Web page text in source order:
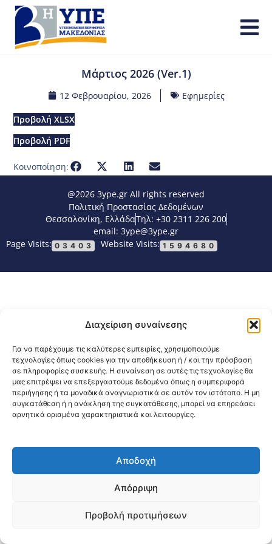
Διαχείριση συναίνεσης
Για να παρέχουμε τις καλύτερες εμπειρίες, χρησιμοποιούμε
τεχνολογίες όπως cookies για την αποθήκευση ή / και την πρόσβαση
σε πληροφορίες συσκευής. Η συναίνεση σε αυτές τις τεχνολογίες θα
μας επιτρέψει να επεξεργαστούμε δεδομένα όπως η συμπεριφορά
περιήγησης ή τα μοναδικά αναγνωριστικά σε αυτόν τον ιστότοπο. Η μη
συγκατάθεση ή η ανάκληση της συγκατάθεσης, μπορεί να επηρεάσει
αρνητικά ορισμένα χαρακτηριστικά και λειτουργίες.
Αποδοχή
Απόρριψη
Προβολή προτιμήσεων
Μάρτιος 2026 (Ver.1)
12 Φεβρουαρίου, 2026 Εφημερίες
Προβολή XLSX
Προβολή PDF
Κοινοποίηση:
@2026 3ype.gr All rights reserved
Πολιτική Προστασίας Δεδομένων
Θεσσαλονίκη, ΕλλάδαΤηλ: +30 2311 226 200
email: 3ype@3ype.gr
Page Visits: 03403 Website Visits: 1594680